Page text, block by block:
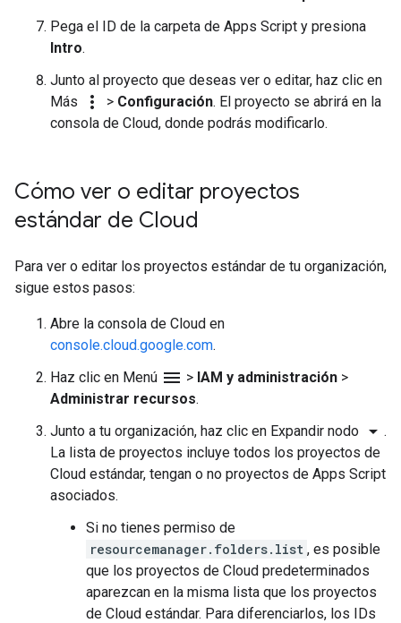
Pega el ID de la carpeta de Apps Script y presiona
Intro.
Junto al proyecto que deseas ver o editar, haz clic en
Más
more_vert > Configuración. El proyecto se abrirá en la
consola de Cloud, donde podrás modificarlo.
Cómo ver o editar proyectos
estándar de Cloud
Para ver o editar los proyectos estándar de tu organización,
sigue estos pasos:
Abre la consola de Cloud en
console.cloud.google.com.
Haz clic en Menú menu > IAM y administración >
Administrar recursos.
Junto a tu organización, haz clic en Expandir nodo arrow_drop_down .
La lista de proyectos incluye todos los proyectos de
Cloud estándar, tengan o no proyectos de Apps Script
asociados.
Si no tienes permiso de
resourcemanager.folders.list , es posible
que los proyectos de Cloud predeterminados
aparezcan en la misma lista que los proyectos
de Cloud estándar. Para diferenciarlos, los IDs